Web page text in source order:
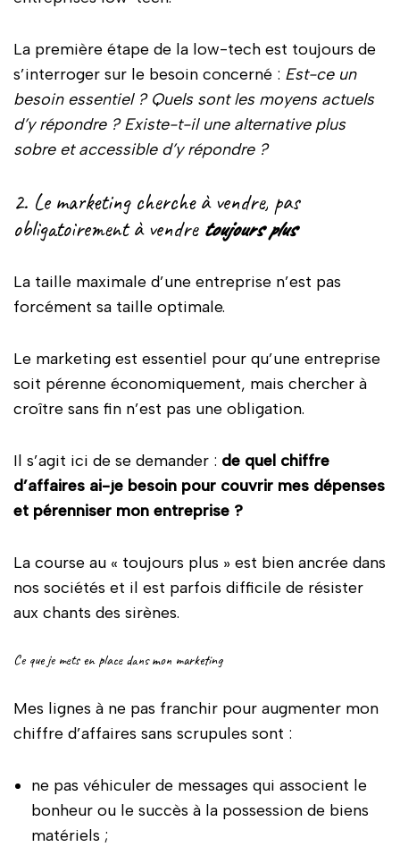
La première étape de la low-tech est toujours de
s’interroger sur le besoin concerné : Est-ce un
besoin essentiel ? Quels sont les moyens actuels
d’y répondre ? Existe-t-il une alternative plus
sobre et accessible d’y répondre ?
2. Le marketing cherche à vendre, pas
obligatoirement à vendre toujours plus
La taille maximale d’une entreprise n’est pas
forcément sa taille optimale.
Le marketing est essentiel pour qu’une entreprise
soit pérenne économiquement, mais chercher à
croître sans fin n’est pas une obligation.
Il s’agit ici de se demander : de quel chiffre
d’affaires ai-je besoin pour couvrir mes dépenses
et pérenniser mon entreprise ?
La course au « toujours plus » est bien ancrée dans
nos sociétés et il est parfois difficile de résister
aux chants des sirènes.
Ce que je mets en place dans mon marketing
Mes lignes à ne pas franchir pour augmenter mon
chiffre d’affaires sans scrupules sont :
ne pas véhiculer de messages qui associent le
bonheur ou le succès à la possession de biens
matériels ;